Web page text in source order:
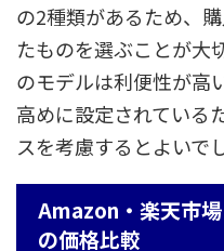
の2種類があるため、
たものを選ぶことが大
のモデルは利便性が高
高めに設定されている
スを考慮するとよいで
Amazon・楽天市
の価格比較